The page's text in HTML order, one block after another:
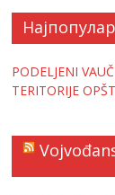
PODELJENI
TERITORIJE